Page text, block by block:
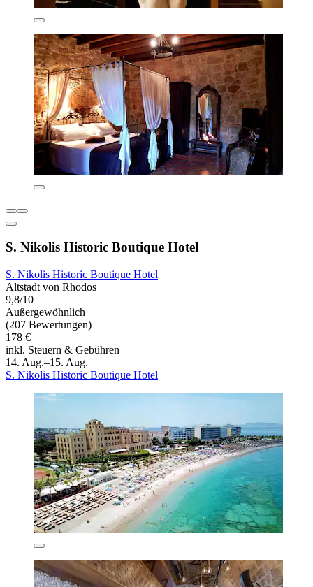
S. Nikolis Historic Boutique Hotel
S. Nikolis Historic Boutique Hotel
Altstadt von Rhodos
9,8/10
Außergewöhnlich
(207 Bewertungen)
178 €
inkl. Steuern & Gebühren
14. Aug.–15. Aug.
S. Nikolis Historic Boutique Hotel